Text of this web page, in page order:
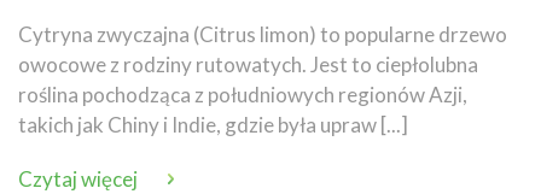
Cytryna zwyczajna (Citrus limon) to popularne drzewo
owocowe z rodziny rutowatych. Jest to ciepłolubna
roślina pochodząca z południowych regionów Azji,
takich jak Chiny i Indie, gdzie była upraw [...]
Czytaj więcej